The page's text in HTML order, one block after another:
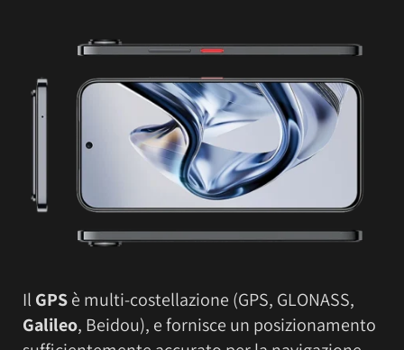
Il GPSè multi-costellazione (GPS, GLONASS,
Galileo, Beidou), e fornisce un posizionamento